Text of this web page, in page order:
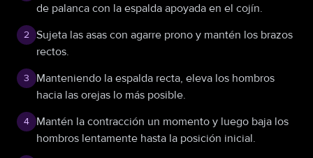
de palanca con la espalda apoyada en el cojín.
2 Sujeta las asas con agarre prono y mantén los brazos
rectos.
3
Manteniendo la espalda recta, eleva los hombros
hacia las orejas lo más posible.
4
Mantén la contracción un momento y luego baja los
hombros lentamente hasta la posición inicial.